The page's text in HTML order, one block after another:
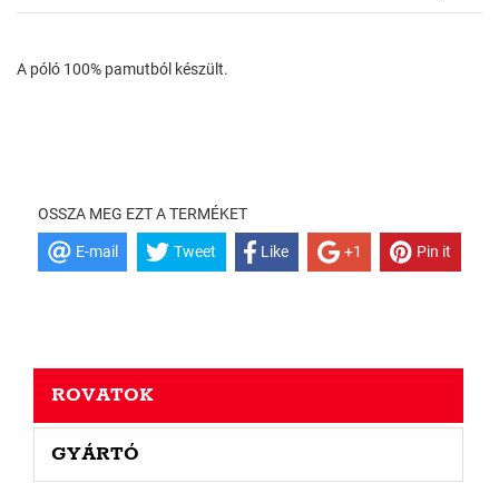
A póló 100% pamutból készült.
OSSZA MEG EZT A TERMÉKET
E-mail Tweet Like +1 Pin it
ROVATOK
GYÁRTÓ